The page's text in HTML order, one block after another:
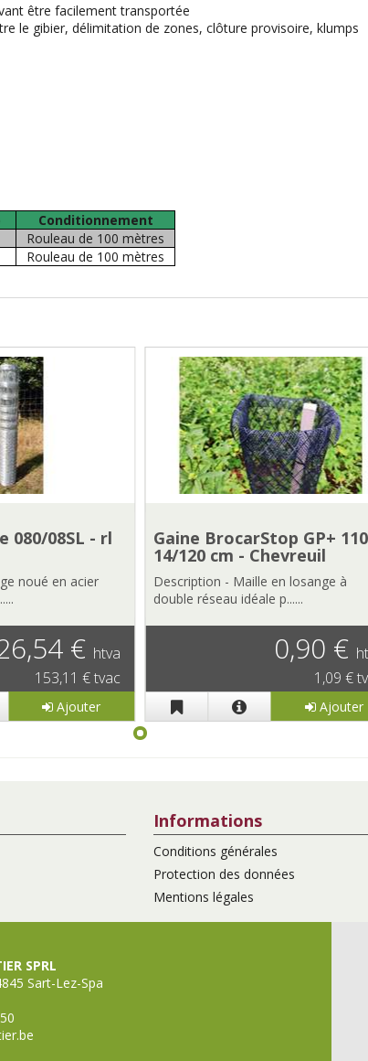
être facilement transportée
le gibier, délimitation de zones, clôture provisoire, klumps
Conditionnement
Rouleau de 100 mètres
Rouleau de 100 mètres
080/08SL - rl
noué en acier
€ htva
153,11 € tvac
Ajouter
Gaine BrocarStop GP+
14/120 cm - Chevreuil
Description - Maille en losange à
double réseau idéale p......
0,90 €
1,09 €
Ajouter
Informations
Conditions générales
Protection des données
Mentions légales
SPRL
Sart-Lez-Spa